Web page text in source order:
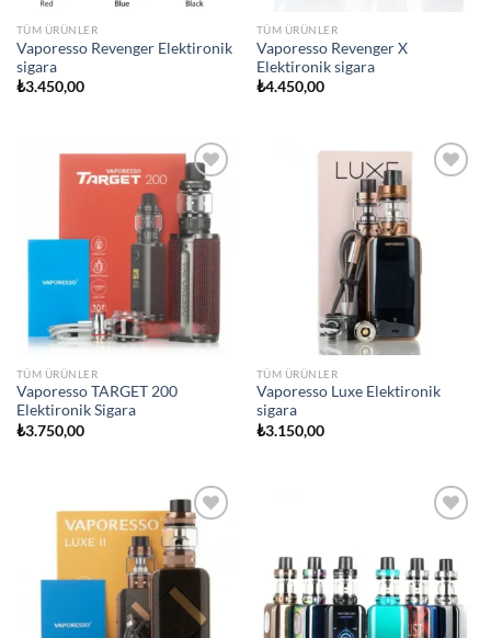
TÜM ÜRÜNLER
Vaporesso Revenger Elektironik
sigara
₺3.450,00
TÜM ÜRÜNLER
Vaporesso Revenger X
Elektironik sigara
₺4.450,00
Add to
wishlist
TÜM ÜRÜNLER
Vaporesso TARGET 200
Elektironik Sigara
₺3.750,00
TÜM ÜRÜNLER
Vaporesso Luxe Elektironik
sigara
₺3.150,00
Add to
wishlist